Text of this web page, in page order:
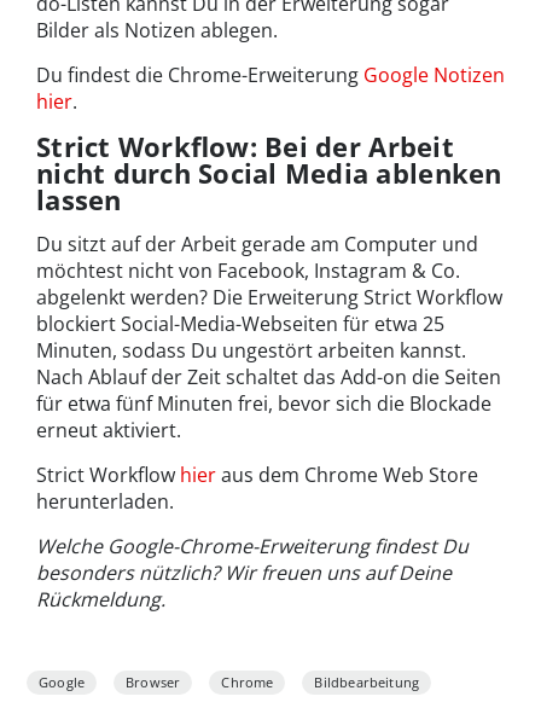
Bilder als Notizen ablegen.
Du findest die Chrome-Erweiterung Google Notizen
hier.
Strict Workflow: Bei der Arbeit
nicht durch Social Media ablenken
lassen
Du sitzt auf der Arbeit gerade am Computer und
möchtest nicht von Facebook, Instagram & Co.
abgelenkt werden? Die Erweiterung Strict Workflow
blockiert Social-Media-Webseiten für etwa 25
Minuten, sodass Du ungestört arbeiten kannst.
Nach Ablauf der Zeit schaltet das Add-on die Seiten
für etwa fünf Minuten frei, bevor sich die Blockade
erneut aktiviert.
Strict Workflow hieraus dem Chrome Web Store
herunterladen.
Welche Google-Chrome-Erweiterung findest Du
besonders nützlich? Wir freuen uns auf Deine
Rückmeldung.
Google Browser Chrome Bildbearbeitung